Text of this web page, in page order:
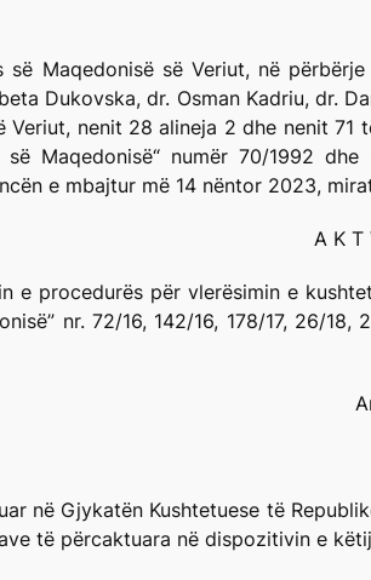
së Maqedonisë së Veriut, në
Dukovska, dr. Osman Kadriu, dr.
Veriut, nenit 28 alineja 2 dhe nenit
Maqedonisë“ numër 70/1992
e mbajtur më 14 nëntor 2023,
A K T
e procedurës për vlerësimin e
nr. 72/16, 142/16, 178/17, 26/
në Gjykatën Kushtetuese të
të përcaktuara në dispozitivin e